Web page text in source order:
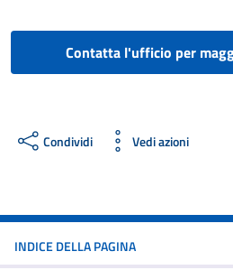
Contatta l'ufficio per
Condividi Vedi azioni
INDICE DELLA PAGINA